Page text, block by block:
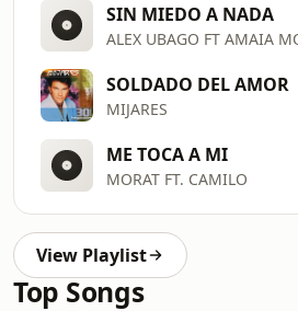
SIN MIEDO A NADA
ALEX UBAGO FT AMAIA
SOLDADO DEL AMOR
MIJARES
ME TOCA A MI
MORAT FT. CAMILO
View Playlist
Top Songs